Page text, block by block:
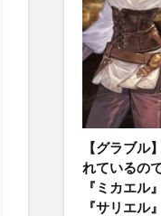
【グラブル
れているの
『ミカエル
『サリエル